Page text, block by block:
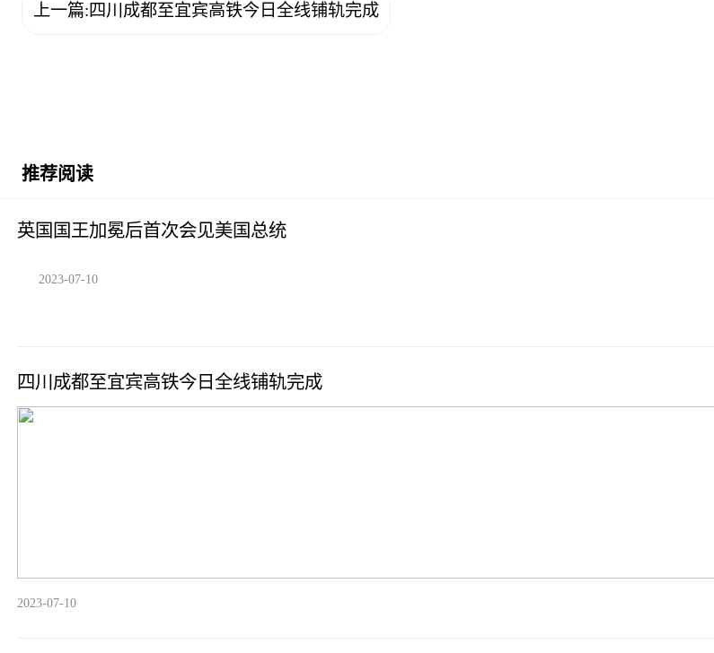
上一篇:四川成都至宜宾高铁今日全线铺轨完成
推荐阅读
英国国王加冕后首次会见美国总统
2023-07-10
四川成都至宜宾高铁今日全线铺轨完成
2023-07-10